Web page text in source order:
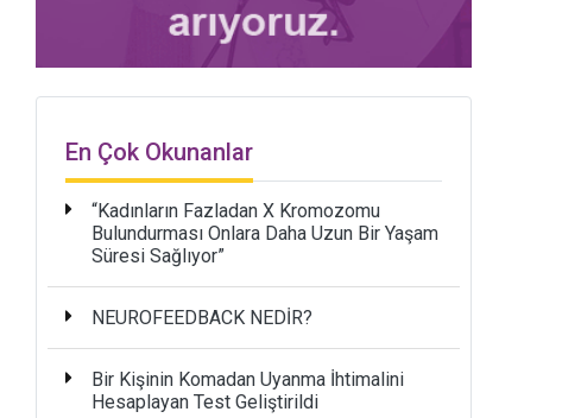
En Çok Okunanlar
“Kadınların Fazladan X Kromozomu
Bulundurması Onlara Daha Uzun Bir Yaşam
Süresi Sağlıyor”
NEUROFEEDBACK NEDİR?
Bir Kişinin Komadan Uyanma İhtimalini
Hesaplayan Test Geliştirildi